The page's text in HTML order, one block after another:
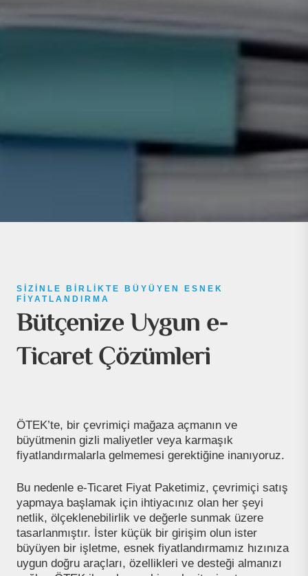
SIZINLE BIRLIKTE BÜYÜYEN ESNEK
FIYATLANDIRMA
Bütçenize Uygun e-
Ticaret Çözümleri
ÖTEK’te, bir çevrimiçi mağaza açmanın ve
büyütmenin gizli maliyetler veya karmaşık
fiyatlandırmalarla gelmemesi gerektiğine inanıyoruz.
Bu nedenle e-Ticaret Fiyat Paketimiz, çevrimiçi satış
yapmaya başlamak için ihtiyacınız olan her şeyi
netlik, ölçeklenebilirlik ve değerle sunmak üzere
tasarlanmıştır. İster küçük bir girişim olun ister
büyüyen bir işletme, esnek fiyatlandırmamız hızınıza
uygun doğru araçları, özellikleri ve desteği almanızı